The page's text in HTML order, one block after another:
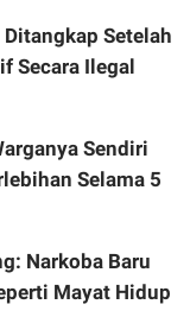
Setelah
Secara Ilegal
Sendiri
Selama 5
Narkoba Baru
Mayat Hidup